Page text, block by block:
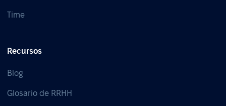
Time
Recursos
Blog
Glosario de RRHH